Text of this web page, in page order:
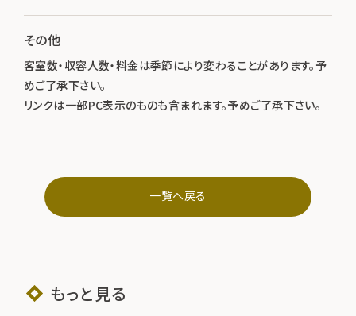
その他
客室数・収容人数・料金は季節により変わることがあります。予
めご了承下さい。
リンクは一部PC表示のものも含まれます。予めご了承下さい。
一覧へ戻る
もっと見る